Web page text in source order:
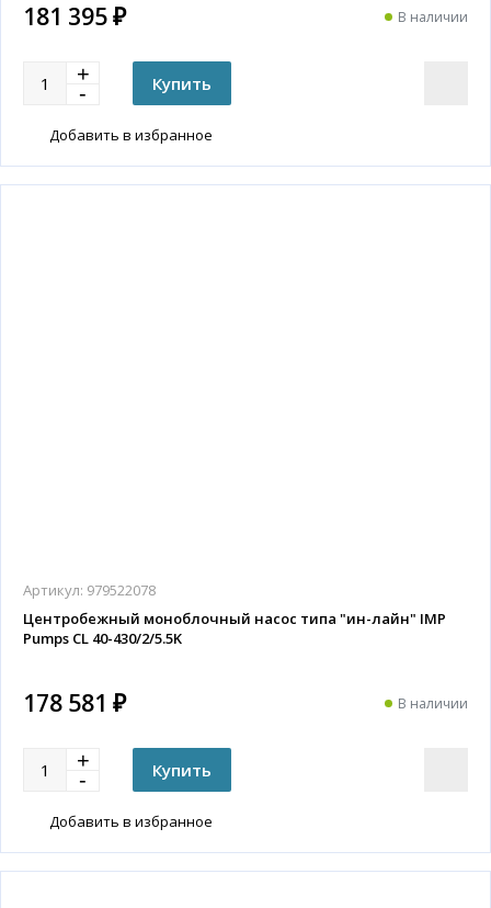
181 395 ₽ В наличии
Добавить в избранное
Артикул: 979522078
Центробежный моноблочный насос типа "ин-лайн" IMP
Pumps CL 40-430/2/5.5K
178 581 ₽ В наличии
Добавить в избранное